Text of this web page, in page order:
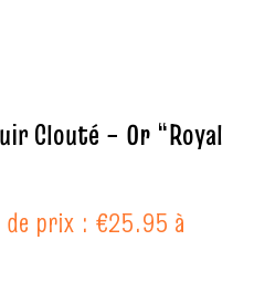
Clouté – Or “Royal
de prix : €25.95 à